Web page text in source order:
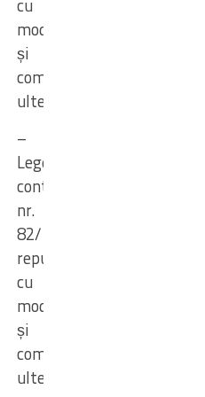
cu
modificările
și
completările
ulterioare;
–
Legea
contabilității
nr.
82/1991,
republicată
cu
modificările
și
completările
ulterioare;